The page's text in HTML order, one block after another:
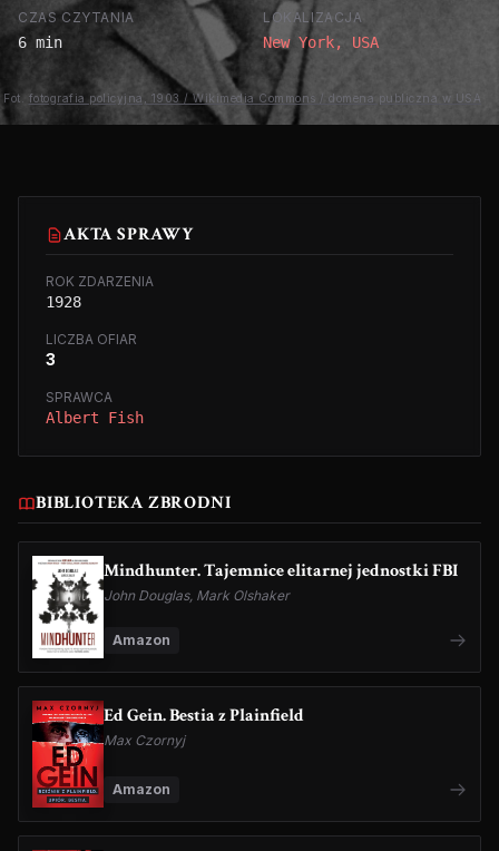
Fot. fotografia policyjna, 1903 / Wikimedia Commons / domena publiczna w USA
CZAS CZYTANIA
6 min
LOKALIZACJA
New York, USA
AKTA SPRAWY
ROK ZDARZENIA
1928
LICZBA OFIAR
3
SPRAWCA
Albert Fish
BIBLIOTEKA ZBRODNI
Mindhunter. Tajemnice elitarnej jednostki FBI
John Douglas, Mark Olshaker
Amazon
Ed Gein. Bestia z Plainfield
Max Czornyj
Amazon